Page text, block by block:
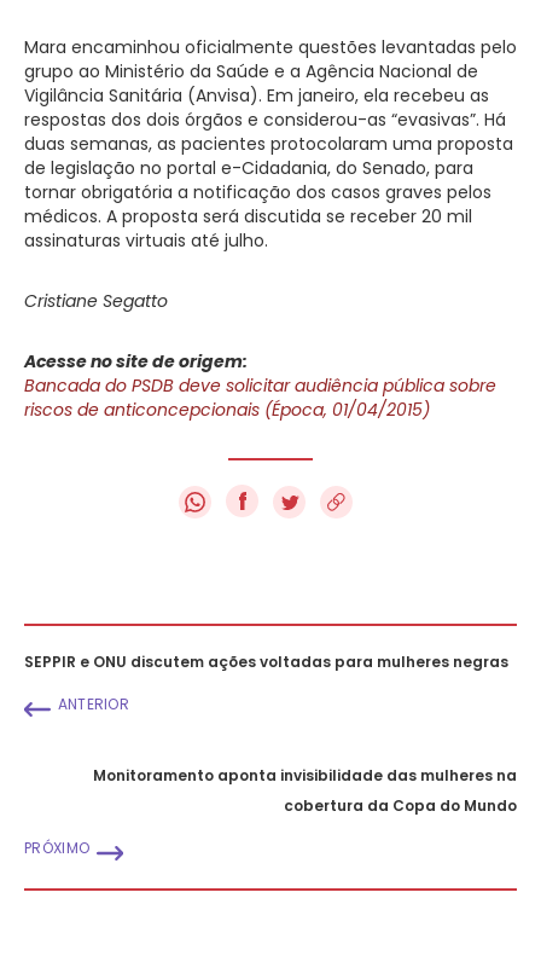
Mara encaminhou oficialmente questões levantadas pelo
grupo ao Ministério da Saúde e a Agência Nacional de
Vigilância Sanitária (Anvisa). Em janeiro, ela recebeu as
respostas dos dois órgãos e considerou-as “evasivas”. Há
duas semanas, as pacientes protocolaram uma proposta
de legislação no portal e-Cidadania, do Senado, para
tornar obrigatória a notificação dos casos graves pelos
médicos. A proposta será discutida se receber 20 mil
assinaturas virtuais até julho.
Cristiane Segatto
Acesse no site de origem:
Bancada do PSDB deve solicitar audiência pública sobre
riscos de anticoncepcionais (Época, 01/04/2015)
f
SEPPIR e ONU discutem ações voltadas para mulheres negras
ANTERIOR
Monitoramento aponta invisibilidade das mulheres na
cobertura da Copa do Mundo
PRÓXIMO